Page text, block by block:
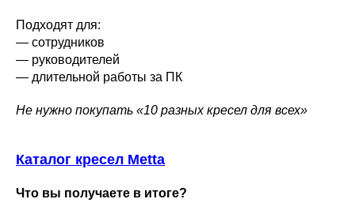
Подходят для:
— сотрудников
— руководителей
— длительной работы за ПК
Не нужно покупать «10 разных кресел для всех»
Каталог кресел Metta
Что вы получаете в итоге?